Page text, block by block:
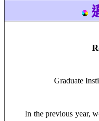
Graduate
In the previous year,